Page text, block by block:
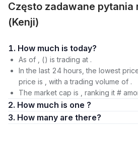
Często zadawane pytania
(Kenji)
1. How much is today?
As of , () is trading at .
In the last 24 hours, the lowest
price is , with a trading volume of .
The market cap is , ranking it #
2. How much is one ?
3. How many are there?